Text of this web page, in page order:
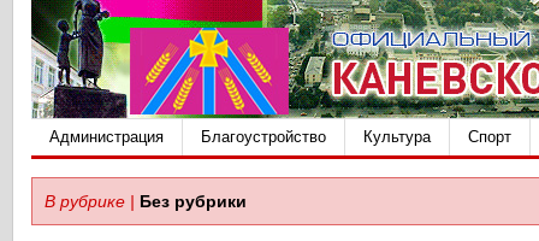
Администрация Благоустройство Культура Спорт
В рубрике | Без рубрики